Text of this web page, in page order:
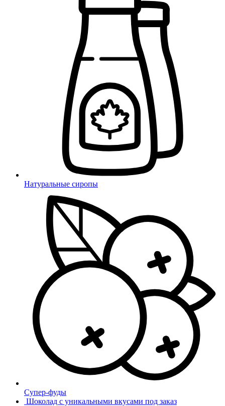
Натуральные сиропы
Супер-фуды
Шоколад с уникальными вкусами под заказ